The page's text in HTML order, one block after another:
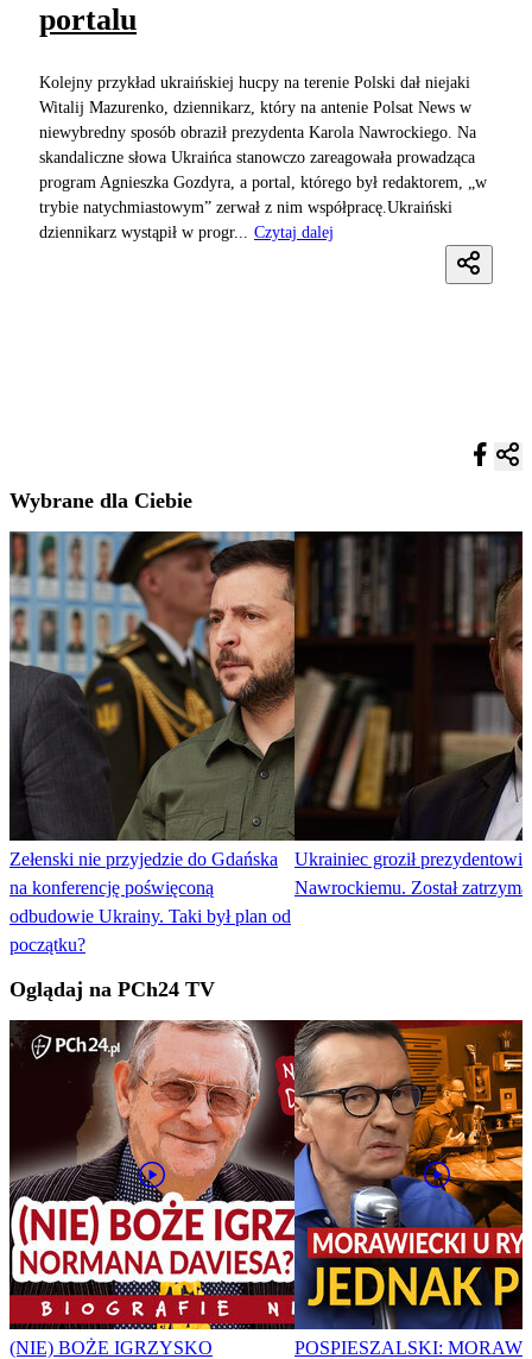
portalu
Kolejny przykład ukraińskiej hucpy na terenie Polski dał niejaki
Witalij Mazurenko, dziennikarz, który na antenie Polsat News w
niewybredny sposób obraził prezydenta Karola Nawrockiego. Na
skandaliczne słowa Ukraińca stanowczo zareagowała prowadząca
program Agnieszka Gozdyra, a portal, którego był redaktorem, „w
trybie natychmiastowym” zerwał z nim współpracę.Ukraiński
dziennikarz wystąpił w progr...
Czytaj dalej
Wybrane dla Ciebie
Zełenski nie przyjedzie do Gdańska
na konferencję poświęconą
odbudowie Ukrainy. Taki był plan od
początku?
Ukrainiec groził prezydentowi
Nawrockiemu. Został
Oglądaj na PCh24 TV
(NIE) BOŻE IGRZYSKO
POSPIESZALSKI: